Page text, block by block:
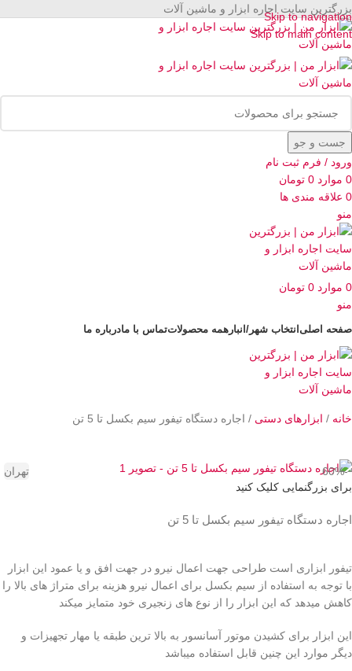
Skip to navigation
Skip to main content
بزرگترین سایت اجاره ابزار و ماشین آلات
جست و جو
ورود / فرم ثبت نام
0 موارد 0 تومان
0 علاقه مندی ها
منو
0 موارد 0 تومان
منو
صفحه اصلی انتخاب شهر/انبار همه محصولاتتماس با مادرباره ما
خانه ابزارهای دستی اجاره دستگاه تیفور سیم بکسل تا 5 تن
-60%
تهران
برای بزرگنمایی کلیک کنید
اجاره دستگاه تیفور سیم بکسل تا 5 تن
تیفور ابزاری است طراحی جهت اعمال نیرو در جهت افق و یا عمود این ابزار
با توجه به استفاده از سیم بکسل برای اعمال نیرو هزینه برای متراژ های بالا را
کاهش میدهد که این ابزار را از نوع های زنجیری خود متمایز میکند
این ابزار برای کشیدن موتور آسانسور به بالا ترین طبقه یا مهار تجهیزات و
دیگر موارد این چنین قابل استفاده میباشد